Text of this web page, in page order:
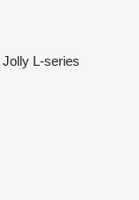
Jolly L-series